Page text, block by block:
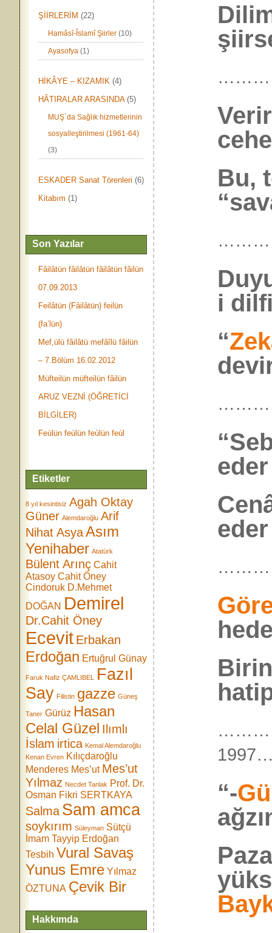
ŞİİRLERİM (22)
Hamâsî-Îslamî Şiirler (10)
Ayasofya (1)
HİKÂYE – KIZAMIK (4)
HÂTIRALAR ARASINDA(5)
MUŞ`da Sağlık hizmetlerinin
sosyalleştirilmesi (1961-64)
(3)
ESKADER Sanat Törenleri (6)
Kitabım (1)
Son Yazılar
Fâilâtün fâilâtün fâilâtün fâilün
07.09.2013
Feilâtün (Fâilâtün) feilün
(fa’lün)
Mef,ùlü fâilâtü mefâîlü fâilün
– 7.Bölüm 16.02.2012
Müfteilün müfteilün fâilün
ARUZ VEZNİ (ÖĞRETİCİ
BİLGİLER)
Feùlün feùlün feùlün feùl
Etiketler
8 yıl kesintisiz Agah Oktay
Güner Alemdaroğlu Arif
Nihat AsyaAsım
Yenihaber Atatürk
Bülent Arınç Cahit
Atasoy Cahit Öney
Cindoruk D.Mehmet
DOĞAN Demirel
Dr.Cahit Öney
Ecevit Erbakan
Erdoğan Ertuğrul Günay
Faruk Nafiz ÇAMLIBEL
Fazıl
Say Filistin gazze Güneş
Taner Gürüz Hasan
Celal Güzel Ilımlı
İslam irtica Kemal Alemdaroğlu
Kenan Evren Kılıçdaroğlu
Menderes Mes’ut Mes’ut
Yılmaz Necdet Tanlak Prof. Dr.
Osman Fikri SERTKAYA
Salma Sam amca
soykırım Süleyman Sütçü
İmam Tayyip Erdoğan
Tesbih Vural Savaş
Yunus Emre Yılmaz
ÖZTUNA Çevik Bir
Hakkımda
Bu,
i
“
“-